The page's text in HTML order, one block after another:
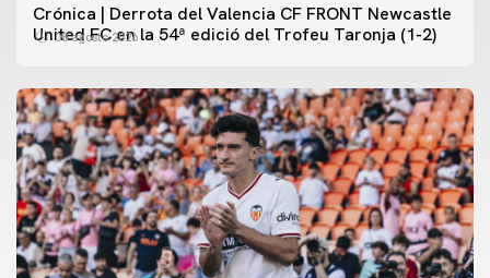
Crónica | Derrota del Valencia CF FRONT Newcastle
United FC en la 54ª edició del Trofeu Taronja (1-2)
08 agosto 2026